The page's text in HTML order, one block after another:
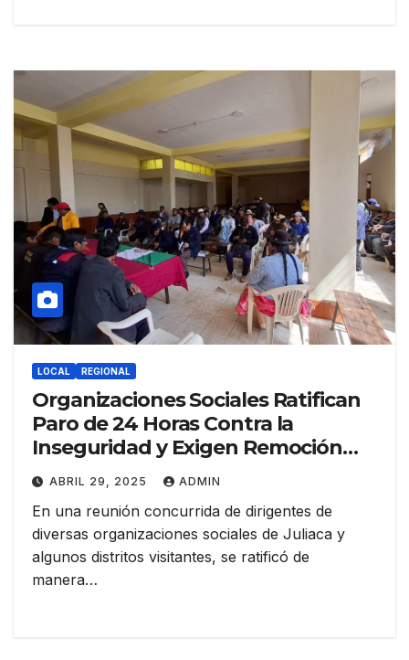
LOCAL REGIONAL
Organizaciones Sociales Ratifican
Paro de 24 Horas Contra la
Inseguridad y Exigen Remoción
Policial
ABRIL 29, 2025 ADMIN
En una reunión concurrida de dirigentes de
diversas organizaciones sociales de Juliaca y
algunos distritos visitantes, se ratificó de
manera…